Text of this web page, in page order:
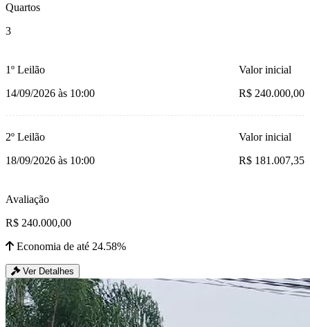
Quartos
3
1º Leilão
14/09/2026 às 10:00
Valor inicial
R$ 240.000,00
2º Leilão
18/09/2026 às 10:00
Valor inicial
R$ 181.007,35
Avaliação
R$ 240.000,00
Economia de até 24.58%
Ver Detalhes